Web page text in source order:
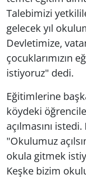
Talebimizi
gelecek yıl
Devletimize,
çocuklarımızın
istiyoruz" dedi.
Eğitimlerine
köydeki
açılmasını
"Okulumuz
okula gitmek
Keşke bizim